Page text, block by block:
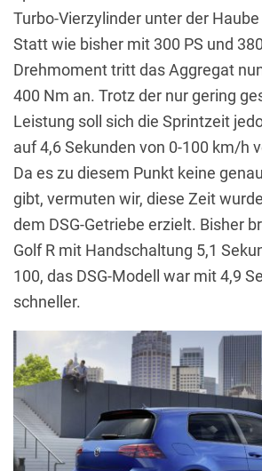
Turbo-Vierzylinder unter der
Statt wie bisher mit 300 PS und
Drehmoment tritt das Aggregat
400 Nm an. Trotz der nur gering
Leistung soll sich die Sprintzeit
auf 4,6 Sekunden von 0-100 km/h
Da es zu diesem Punkt keine
gibt, vermuten wir, diese Zeit
dem DSG-Getriebe erzielt. Bisher
Golf R mit Handschaltung 5,1
100, das DSG-Modell war mit 4,9
schneller.